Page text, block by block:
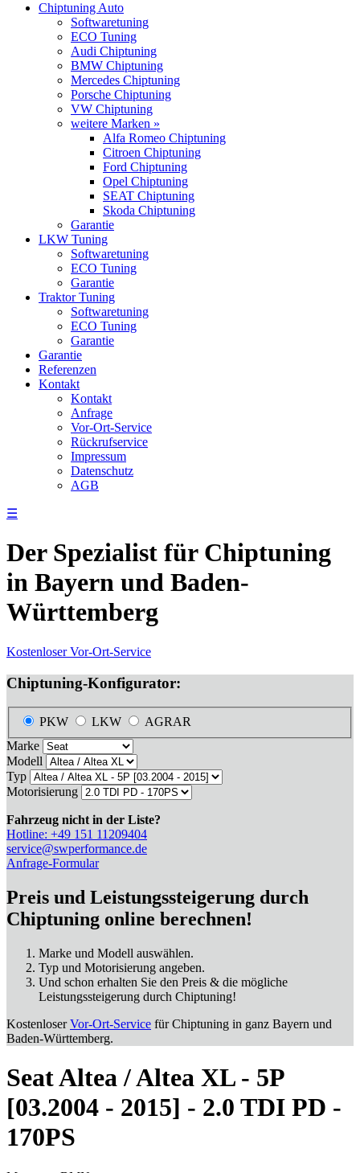
Chiptuning Auto
Softwaretuning
ECO Tuning
Audi Chiptuning
BMW Chiptuning
Mercedes Chiptuning
Porsche Chiptuning
VW Chiptuning
weitere Marken »
Alfa Romeo Chiptuning
Citroen Chiptuning
Ford Chiptuning
Opel Chiptuning
SEAT Chiptuning
Skoda Chiptuning
Garantie
LKW Tuning
Softwaretuning
ECO Tuning
Garantie
Traktor Tuning
Softwaretuning
ECO Tuning
Garantie
Garantie
Referenzen
Kontakt
Kontakt
Anfrage
Vor-Ort-Service
Rückrufservice
Impressum
Datenschutz
AGB
☰
Der Spezialist für Chiptuning
in Bayern und Baden-
Württemberg
Kostenloser Vor-Ort-Service
Chiptuning-Konfigurator:
PKW LKW
AGRAR
Marke
Modell
Typ
Motorisierung
Fahrzeug nicht in der Liste?
Hotline: +49 151 11209404
service@swperformance.de
Anfrage-Formular
Preis und Leistungssteigerung durch
Chiptuning online berechnen!
Marke und Modell auswählen.
Typ und Motorisierung angeben.
Und schon erhalten Sie den Preis & die mögliche
Leistungssteigerung durch Chiptuning!
KostenloserVor-Ort-Service für Chiptuning in ganz Bayern und
Baden-Württemberg.
Seat Altea / Altea XL - 5P
[03.2004 - 2015] - 2.0 TDI PD -
170PS